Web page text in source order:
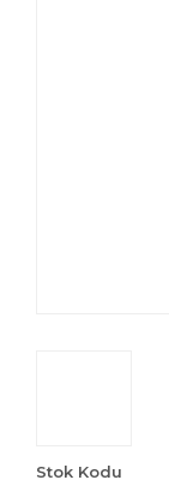
Stok Kodu